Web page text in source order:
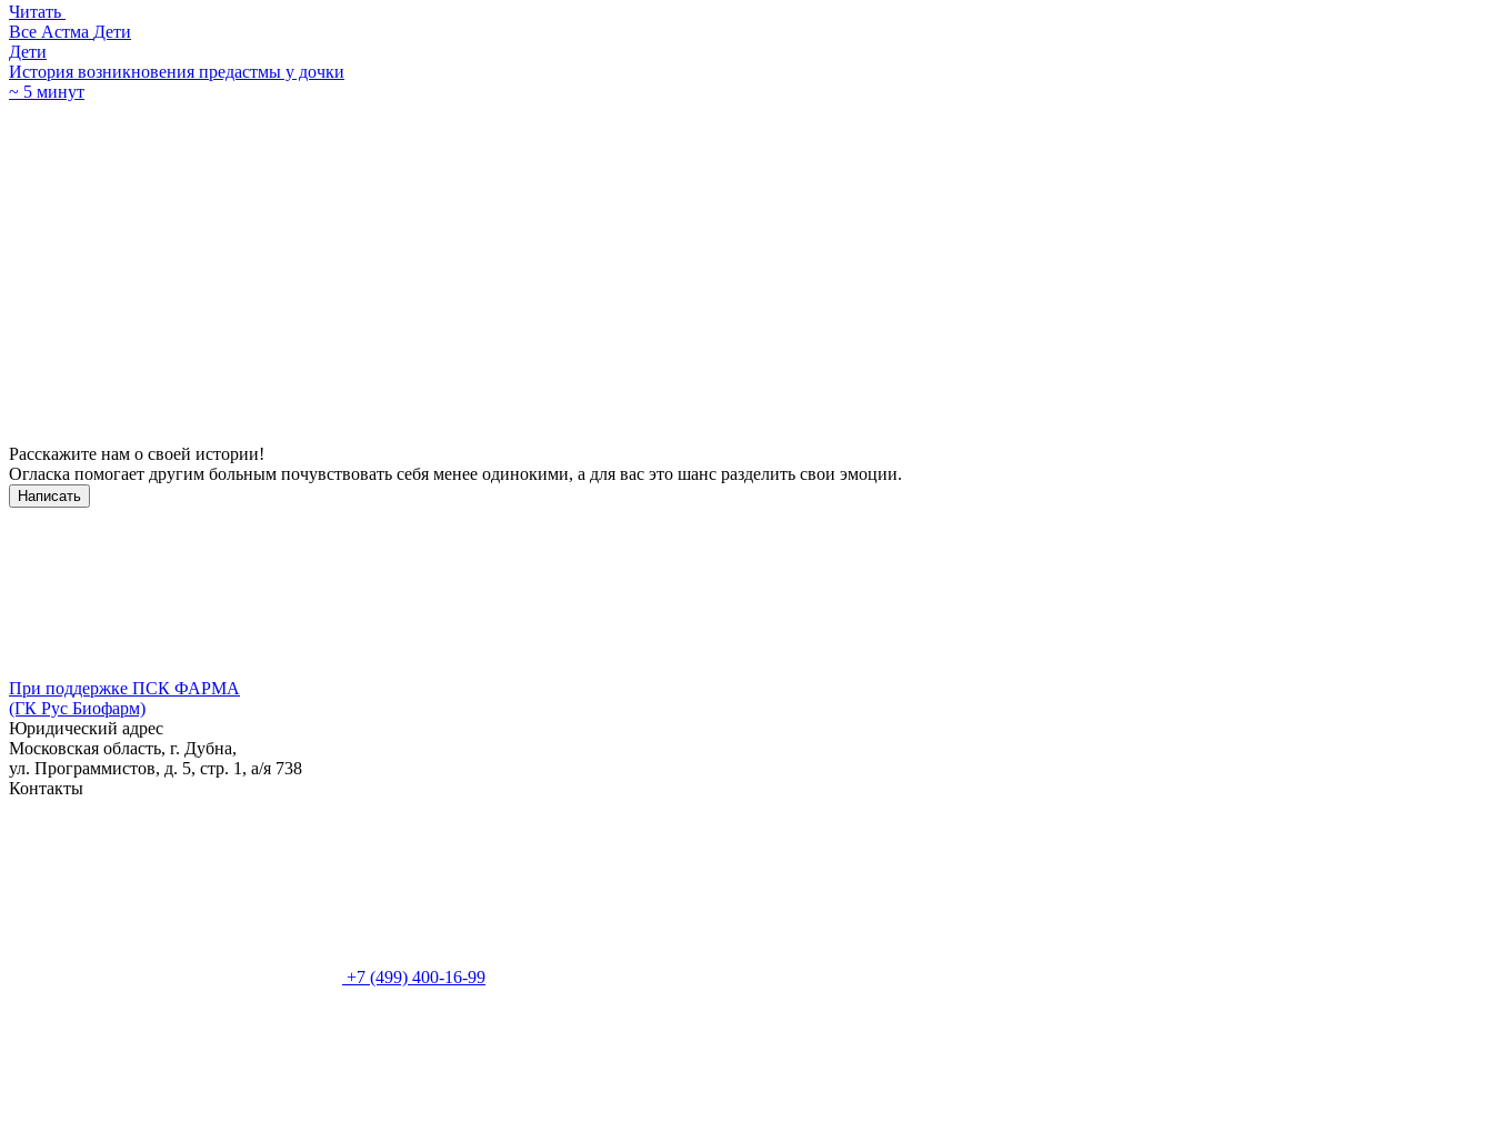
Читать
Все Астма Дети
Дети
История возникновения предастмы у дочки
~ 5 минут
Расскажите нам о своей истории!
Огласка помогает другим больным почувствовать себя менее одинокими, а для вас это шанс разделить свои эмоции.
Написать
При поддержке ПСК ФАРМА
(ГК Рус Биофарм)
Юридический адрес
Московская область, г. Дубна,
ул. Программистов, д. 5, стр. 1, а/я 738
Контакты
+7 (499) 400-16-99